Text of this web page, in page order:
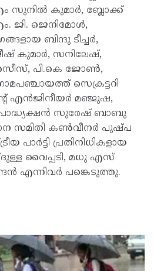
സുനിൽ കുമാർ, ബ്ലോക്ക്
ജി. ജെനിമോൾ,
ബിന്ദു ടീച്ച‍ർ,
കുമാർ, സനിലേഷ്,
പി.കെ ജോൺ,
സെക്രട്ടറി
എൻജിനീയ‍ർ മ‌ഞ്ജുഷ,
സുരേഷ് ബാബു
സമിതി കൺവീന‍ർ പുഷ്പ
പാർട്ടി പ്രതിനിധികളായ
വൈപ്പടി, മധു എസ്
എന്നിവ‍ർ പങ്കെടുത്തു.